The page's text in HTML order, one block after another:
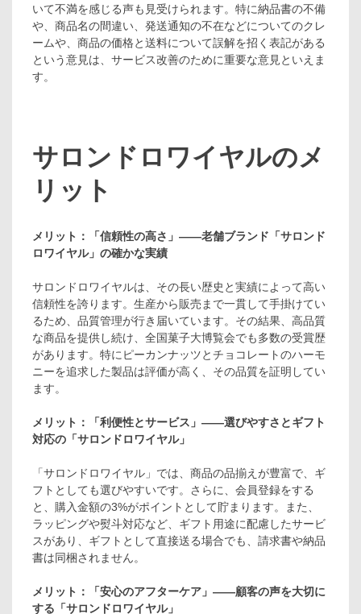
いて不満を感じる声も見受けられます。特に納品書の不備
や、商品名の間違い、発送通知の不在などについてのクレ
ームや、商品の価格と送料について誤解を招く表記がある
という意見は、サービス改善のために重要な意見といえま
す。
サロンドロワイヤルのメ
リット
メリット：「信頼性の高さ」――老舗ブランド「サロンド
ロワイヤル」の確かな実績
サロンドロワイヤルは、その長い歴史と実績によって高い
信頼性を誇ります。生産から販売まで一貫して手掛けてい
るため、品質管理が行き届いています。その結果、高品質
な商品を提供し続け、全国菓子大博覧会でも多数の受賞歴
があります。特にピーカンナッツとチョコレートのハーモ
ニーを追求した製品は評価が高く、その品質を証明してい
ます。
メリット：「利便性とサービス」――選びやすさとギフト
対応の「サロンドロワイヤル」
「サロンドロワイヤル」では、商品の品揃えが豊富で、ギ
フトとしても選びやすいです。さらに、会員登録をする
と、購入金額の3%がポイントとして貯まります。また、
ラッピングや熨斗対応など、ギフト用途に配慮したサービ
スがあり、ギフトとして直接送る場合でも、請求書や納品
書は同梱されません。
メリット：「安心のアフターケア」――顧客の声を大切に
する「サロンドロワイヤル」